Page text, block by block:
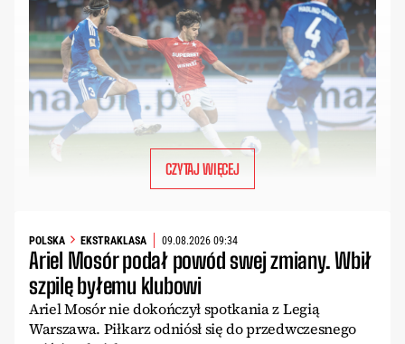
CZYTAJ WIĘCEJ
POLSKA EKSTRAKLASA 09.08.2026 09:34
Ariel Mosór podał powód swej zmiany. Wbił
szpilę byłemu klubowi
Ariel Mosór nie dokończył spotkania z Legią
Warszawa. Piłkarz odniósł się do przedwczesnego